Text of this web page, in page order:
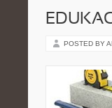
POSTED BY